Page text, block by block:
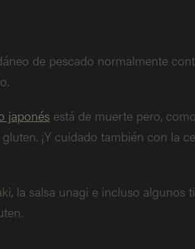
de pescado normalmente
japonés está de muerte pero,
¡Y cuidado también con la
la salsa unagi e incluso algunos